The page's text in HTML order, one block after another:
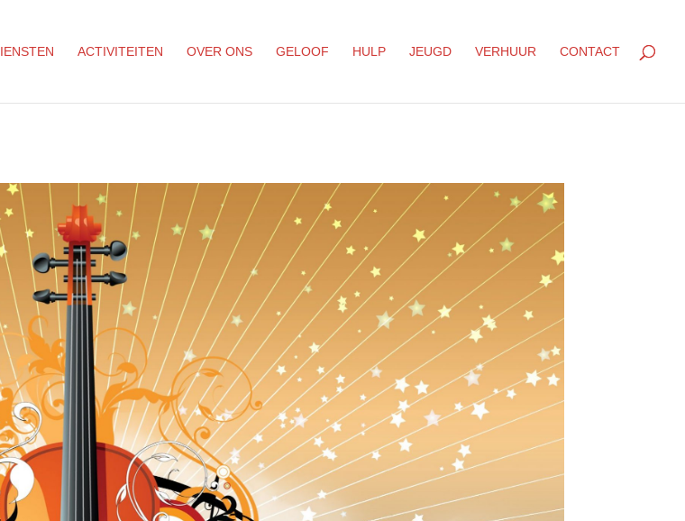
ACTIVITEITEN OVER ONS GELOOF HULP JEUGD VERHUUR CONTACT